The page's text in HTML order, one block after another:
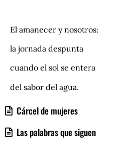
Cárcel de mujeres
Las palabras que siguen
El amanecer y nosotros:
la jornada despunta
cuando el sol se entera
del sabor del agua.